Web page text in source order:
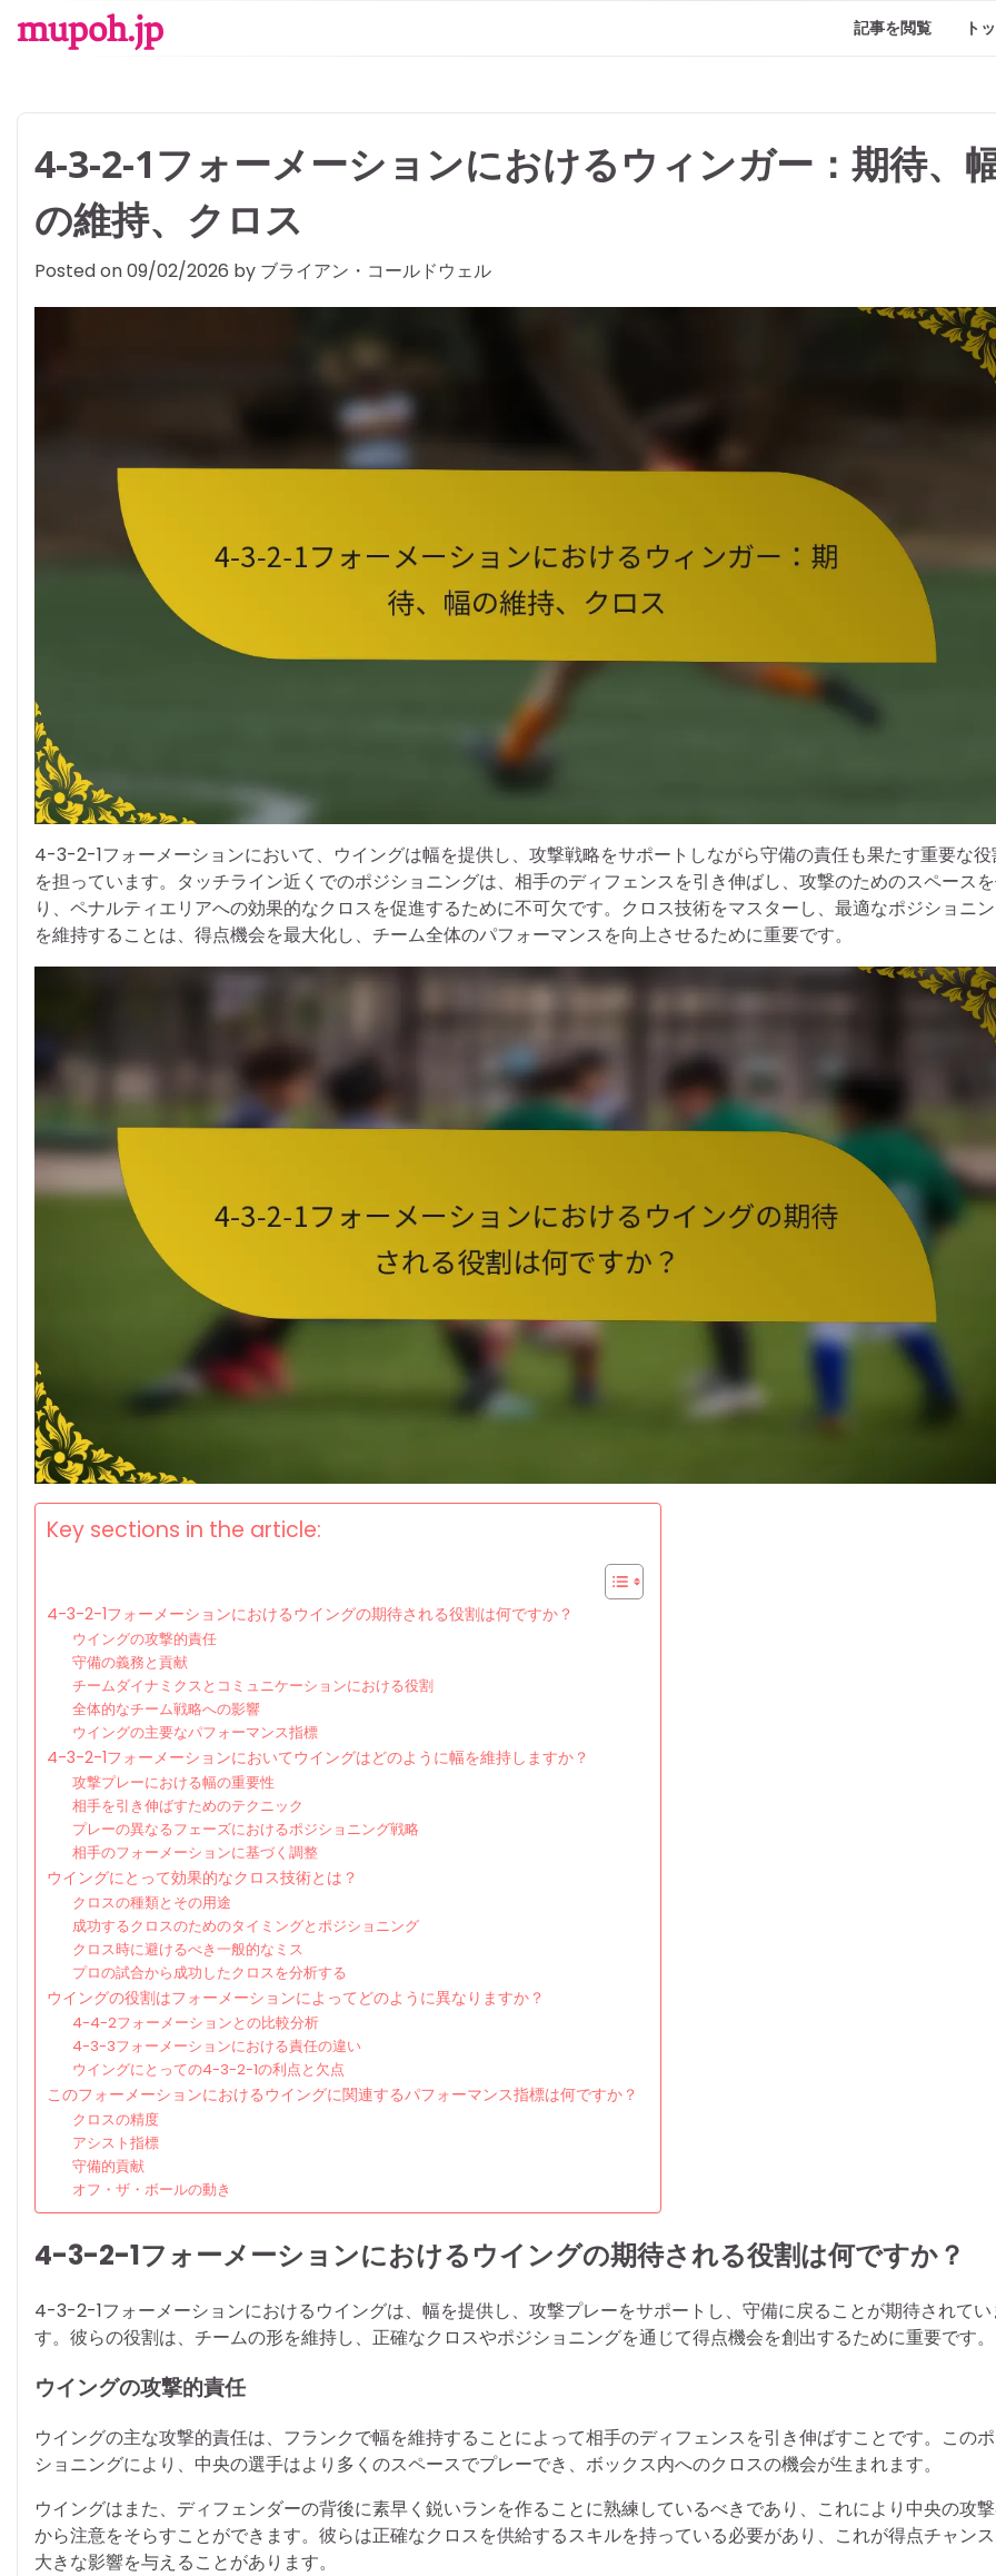
tomupoh.jp 記事を閲覧 ト
4-3-2-1フォーメーションにおけるウィンガー：期待、
の維持、クロス
Posted on09/02/2026 by ブライアン・コールドウェル
4-3-2-1フォーメーションにおいて、ウイングは幅を提供し、攻撃戦略をサポートしながら守備の責任も果たす重要な役
を担っています。タッチライン近くでのポジショニングは、相手のディフェンスを引き伸ばし、攻撃のためのスペース
り、ペナルティエリアへの効果的なクロスを促進するために不可欠です。クロス技術をマスターし、最適なポジショニ
を維持することは、得点機会を最大化し、チーム全体のパフォーマンスを向上させるために重要です。
Key sections in the article:
4-3-2-1フォーメーションにおけるウイングの期待される役割は何ですか？
ウイングの攻撃的責任
守備の義務と貢献
チームダイナミクスとコミュニケーションにおける役割
全体的なチーム戦略への影響
ウイングの主要なパフォーマンス指標
4-3-2-1フォーメーションにおいてウイングはどのように幅を維持しますか？
攻撃プレーにおける幅の重要性
相手を引き伸ばすためのテクニック
プレーの異なるフェーズにおけるポジショニング戦略
相手のフォーメーションに基づく調整
ウイングにとって効果的なクロス技術とは？
クロスの種類とその用途
成功するクロスのためのタイミングとポジショニング
クロス時に避けるべき一般的なミス
プロの試合から成功したクロスを分析する
ウイングの役割はフォーメーションによってどのように異なりますか？
4-4-2フォーメーションとの比較分析
4-3-3フォーメーションにおける責任の違い
ウイングにとっての4-3-2-1の利点と欠点
このフォーメーションにおけるウイングに関連するパフォーマンス指標は何ですか？
クロスの精度
アシスト指標
守備的貢献
オフ・ザ・ボールの動き
4-3-2-1フォーメーションにおけるウイングの期待される役割は何ですか？
4-3-2-1フォーメーションにおけるウイングは、幅を提供し、攻撃プレーをサポートし、守備に戻ることが期待されてい
す。彼らの役割は、チームの形を維持し、正確なクロスやポジショニングを通じて得点機会を創出するために重要です。
ウイングの攻撃的責任
ウイングの主な攻撃的責任は、フランクで幅を維持することによって相手のディフェンスを引き伸ばすことです。この
ショニングにより、中央の選手はより多くのスペースでプレーでき、ボックス内へのクロスの機会が生まれます。
ウイングはまた、ディフェンダーの背後に素早く鋭いランを作ることに熟練しているべきであり、これにより中央の攻
から注意をそらすことができます。彼らは正確なクロスを供給するスキルを持っている必要があり、これが得点チャン
大きな影響を与えることがあります。